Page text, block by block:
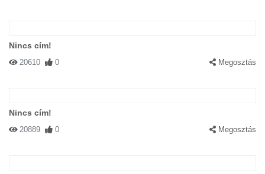
Nincs cím!
20610 0 Megosztás
Nincs cím!
20889 0 Megosztás